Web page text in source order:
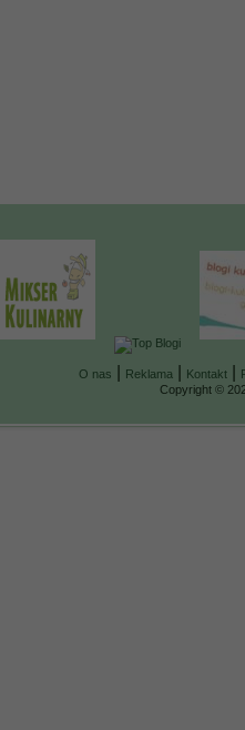
O nas Reklama Kontakt
Copyright ©